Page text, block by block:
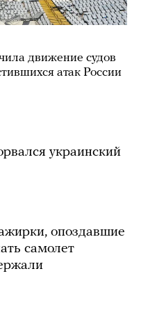
движение судов
атак России
украинский
опоздавшие
самолет